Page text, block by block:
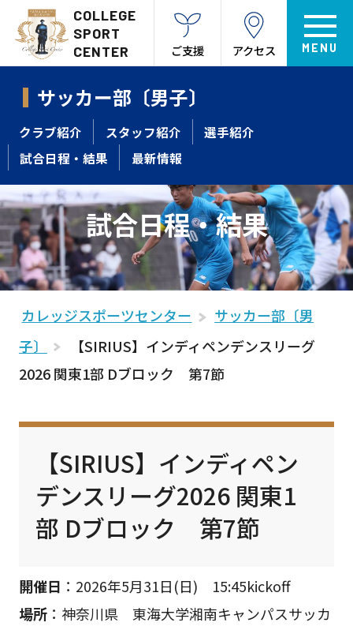
COLLEGE
SPORT
CENTER
ご支援 アクセス
サッカー部〔男子〕
クラブ紹介 スタッフ紹介
選手紹介
試合日程・結果
最新情報
試合日程・結果
カレッジスポーツセンター
サッカー部〔男
子〕
【SIRIUS】インディペンデンスリーグ
2026 関東1部 Dブロック 第7節
【SIRIUS】インディペン
デンスリーグ2026 関東1
部 Dブロック 第7節
開催日 ：2026年5月31日(日) 15:45kickoff
場所：神奈川県 東海大学湘南キャンパスサッカ